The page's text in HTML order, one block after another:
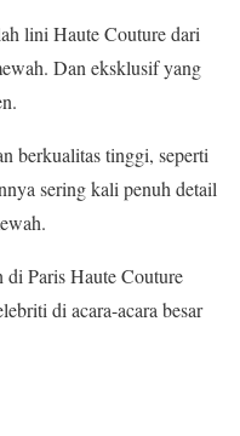
lini Haute Couture dari
Dan eksklusif yang
berkualitas tinggi, seperti
sering kali penuh detail
Paris Haute Couture
di acara-acara besar